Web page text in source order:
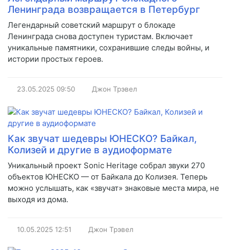
Ленинграда возвращается в Петербург
Легендарный советский маршрут о блокаде
Ленинграда снова доступен туристам. Включает
уникальные памятники, сохранившие следы войны, и
истории простых героев.
23.05.2025 09:50 Джон Трэвел
Как звучат шедевры ЮНЕСКО? Байкал,
Колизей и другие в аудиоформате
Уникальный проект Sonic Heritage собрал звуки 270
объектов ЮНЕСКО — от Байкала до Колизея. Теперь
можно услышать, как «звучат» знаковые места мира, не
выходя из дома.
10.05.2025 12:51 Джон Трэвел